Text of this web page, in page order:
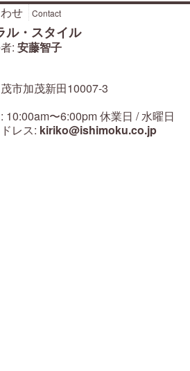
せ Contact
ル・スタイル
: 安藤智子
市加茂新田10007-3
10:00am〜6:00pm 休業日 / 水曜日
レス: kiriko@ishimoku.co.jp